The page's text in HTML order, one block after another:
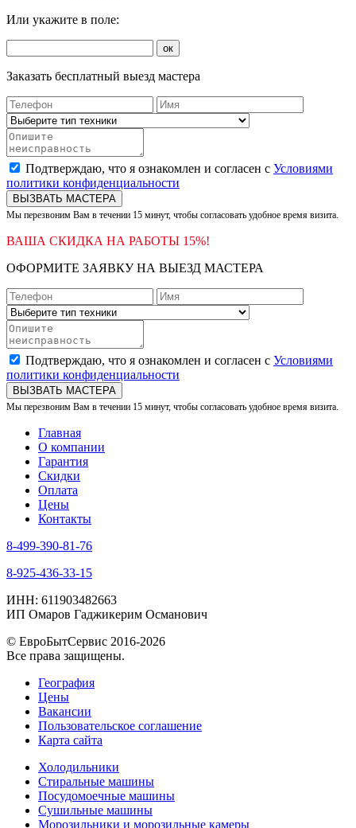
Или укажите в поле:
ок
Заказать бесплатный выезд мастера
Подтверждаю, что я ознакомлен и согласен с Условиями
политики конфиденциальности
ВЫЗВАТЬ МАСТЕРА
Мы перезвоним Вам в течении 15 минут, чтобы согласовать удобное время визита.
ВАША СКИДКА НА РАБОТЫ 15%!
ОФОРМИТЕ ЗАЯВКУ НА ВЫЕЗД МАСТЕРА
Подтверждаю, что я ознакомлен и согласен с Условиями
политики конфиденциальности
ВЫЗВАТЬ МАСТЕРА
Мы перезвоним Вам в течении 15 минут, чтобы согласовать удобное время визита.
Главная
О компании
Гарантия
Скидки
Оплата
Цены
Контакты
8-499-390-81-76
8-925-436-33-15
ИНН: 611903482663
ИП Омаров Гаджикерим Османович
© ЕвроБытСервис 2016-2026
Все права защищены.
География
Цены
Вакансии
Пользовательское соглашение
Карта сайта
Холодильники
Стиральные машины
Посудомоечные машины
Сушильные машины
Морозильники и морозильные камеры